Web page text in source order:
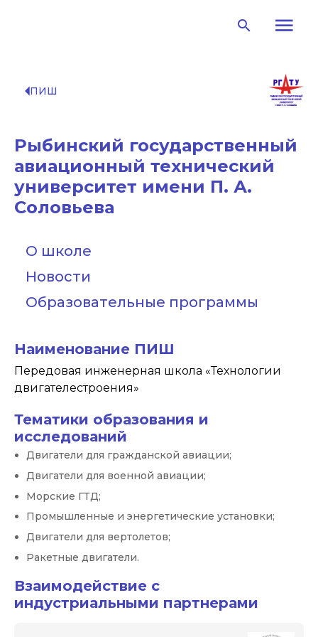
search menu
arrow_left
ПИШ
Рыбинский государственный
авиационный технический
университет имени П. А.
Соловьева
О школе
Новости
Образовательные программы
Наименование ПИШ
Передовая инженерная школа «Технологии
двигателестроения»
Тематики образования и
исследований
Двигатели для гражданской авиации;
Двигатели для военной авиации;
Морские ГТД;
Промышленные и энергетические установки;
Двигатели для вертолетов;
Ракетные двигатели.
Взаимодействие с
индустриальными партнерами